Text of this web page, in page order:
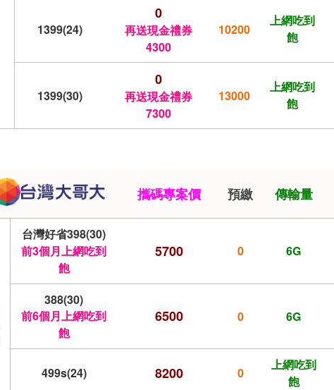
1399(24)
0
再送現金禮券
4300
10200
上網吃到
飽
1399(30)
0
再送現金禮券
7300
13000
上網吃到
飽
攜碼專案價 預繳 傳輸量
台灣好省398(30)
前3個月上網吃到
飽
5700 0 6G
388(30)
前6個月上網吃到
飽
6500 0 6G
499s(24) 8200 0
上網吃到
飽